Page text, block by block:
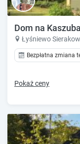
Dom na
Łyśniewo
Bezpłatna zmiana
Pokaż ceny